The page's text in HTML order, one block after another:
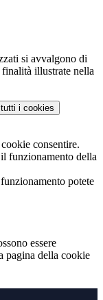
si avvalgono di
illustrate nella
i cookies
consentire.
funzionamento della
potete
essere
pagina della cookie